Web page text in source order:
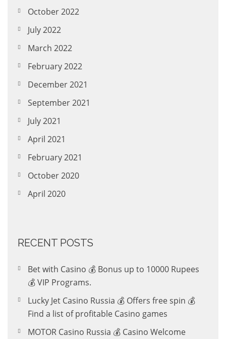
October 2022
July 2022
March 2022
February 2022
December 2021
September 2021
July 2021
April 2021
February 2021
October 2020
April 2020
RECENT POSTS
Bet with Casino 💰 Bonus up to 10000 Rupees
💰 VIP Programs.
Lucky Jet Casino Russia 💰 Offers free spin 💰
Find a list of profitable Casino games
MOTOR Casino Russia 💰 Casino Welcome